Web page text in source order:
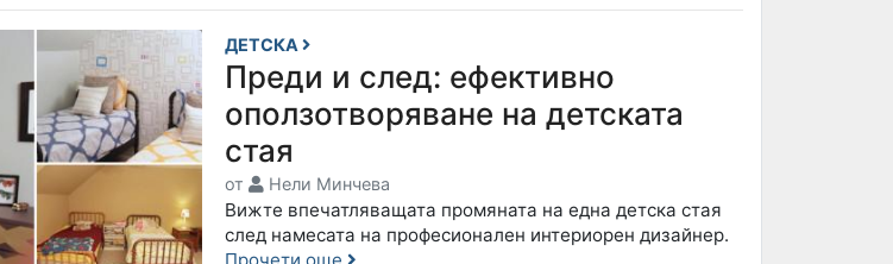
ДЕТСКА
Преди и след: ефективно
оползотворяване на детската
стая
от Нели Минчева
Вижте впечатляващата промяната на една детска стая
след намесата на професионален интериорен дизайнер.